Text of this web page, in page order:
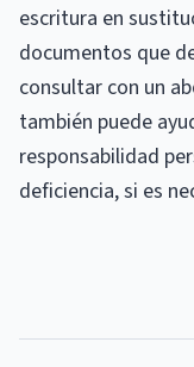
escritura en
documentos que
consultar con un
también puede
responsabilidad
deficiencia, si es